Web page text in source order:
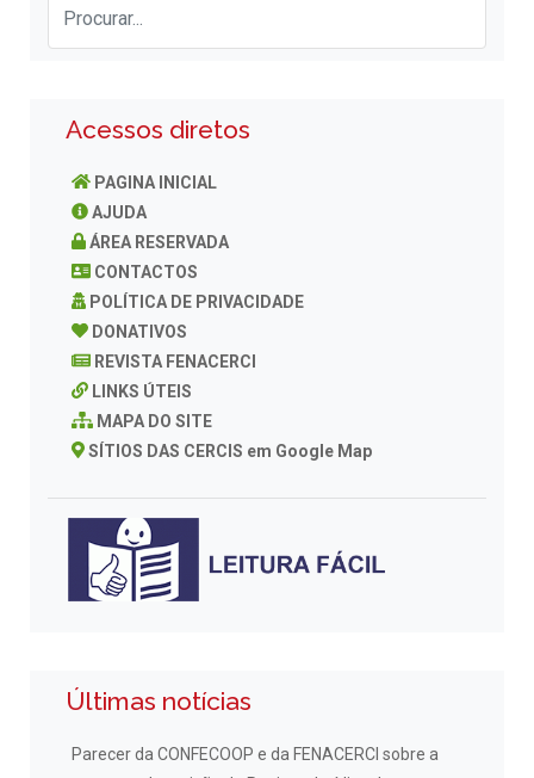
Acessos diretos
PAGINA INICIAL
AJUDA
ÁREA RESERVADA
CONTACTOS
POLÍTICA DE PRIVACIDADE
DONATIVOS
REVISTA FENACERCI
LINKS ÚTEIS
MAPA DO SITE
SÍTIOS DAS CERCIS em Google Map
Últimas notícias
Parecer da CONFECOOP e da FENACERCI sobre a